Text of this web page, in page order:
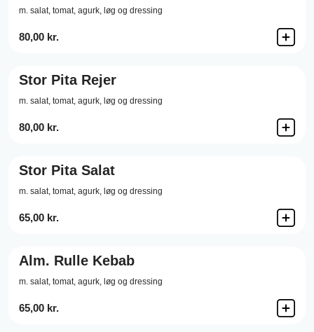
m. salat, tomat, agurk, løg og dressing
80,00 kr.
Stor Pita Rejer
m. salat, tomat, agurk, løg og dressing
80,00 kr.
Stor Pita Salat
m. salat, tomat, agurk, løg og dressing
65,00 kr.
Alm. Rulle Kebab
m. salat, tomat, agurk, løg og dressing
65,00 kr.